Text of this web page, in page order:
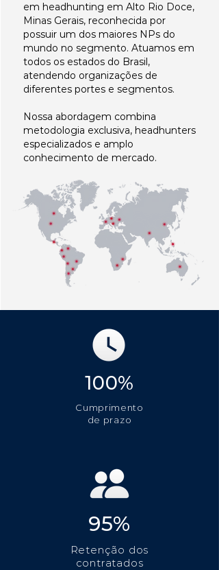
em headhunting em Alto Rio Doce,
Minas Gerais, reconhecida por
possuir um dos maiores NPs do
mundo no segmento. Atuamos em
todos os estados do Brasil,
atendendo organizações de
diferentes portes e segmentos.
Nossa abordagem combina
metodologia exclusiva, headhunters
especializados e amplo
conhecimento de mercado.
100%
Cumprimento
de prazo
95%
Retenção dos
contratados